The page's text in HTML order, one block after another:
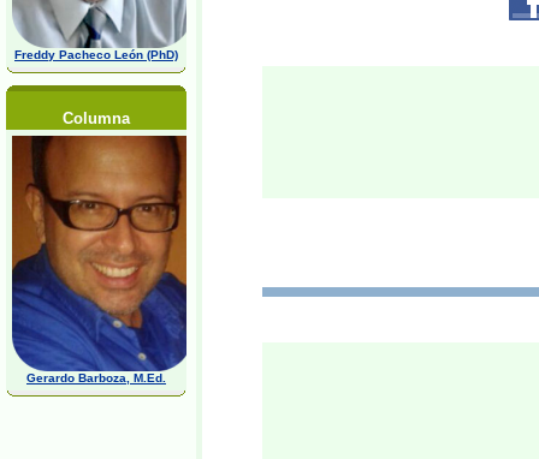
Freddy Pacheco León (PhD)
Columna
Gerardo Barboza, M.Ed.